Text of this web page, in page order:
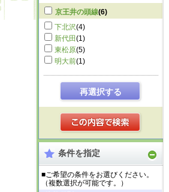
京王井の頭線(6)
下北沢(4)
新代田(1)
東松原(5)
明大前(1)
再選択する
条件を指定
■ご希望の条件をお選びください。
（複数選択が可能です。）